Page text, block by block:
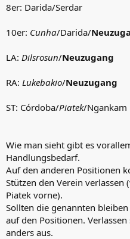
8er: Darida/Serdar
10er: Cunha/Darida/
LA: Dilsrosun/Neuzugang
RA: Lukebakio/Neuzugang
ST: Córdoba/Piatek/Ngankam
Wie man sieht gibt es
Handlungsbedarf.
Auf den anderen Positionen
Stützen den Verein verlassen
Piatek vorne).
Sollten die genannten
auf den Positionen.
anders aus.